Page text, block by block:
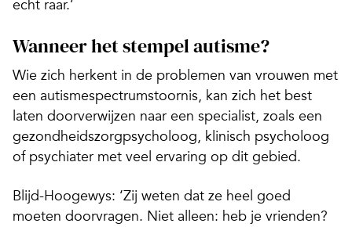
echt raar.’
Wanneer het stempel autisme?
Wie zich herkent in de problemen van vrouwen met
een autismespectrumstoornis, kan zich het best
laten doorverwijzen naar een specialist, zoals een
gezondheidszorgpsycholoog, klinisch psycholoog
of psychiater met veel ervaring op dit gebied.
Blijd-Hoogewys: ‘Zij weten dat ze heel goed
moeten doorvragen. Niet alleen: heb je vrienden?